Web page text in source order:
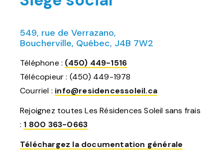
549, rue de Verrazano,
Boucherville, Québec, J4B 7W2
Téléphone : (450) 449-1516
Télécopieur : (450) 449-1978
Courriel : info@residencessoleil.ca
Rejoignez toutes Les Résidences Soleil sans frais
: 1 800 363-0663
Téléchargez la documentation générale